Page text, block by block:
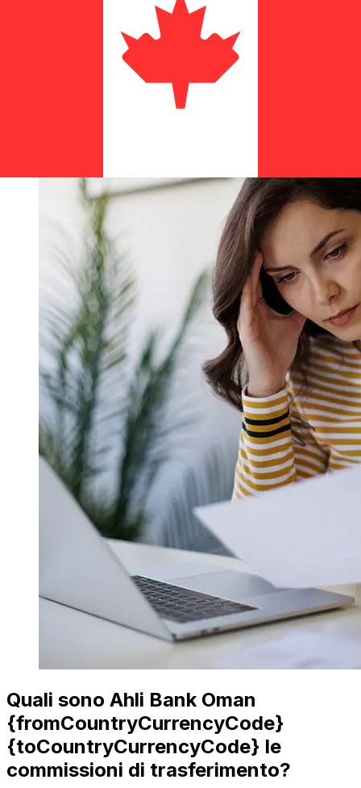
metodo di pagamento e al tempismo della transazione.
Tipicamente, i bonifici bancari internazionali richiedono
da 1 a 5 giorni lavorativi. Fattori come le festività
bancarie e i controlli di sicurezza possono influire sulla
consegna. Controlla i tempi di scadenza Ahli Bank
Quali sono Ahli Bank Oman
{fromCountryCurrencyCode}
{toCountryCurrencyCode} le
commissioni di trasferimento?